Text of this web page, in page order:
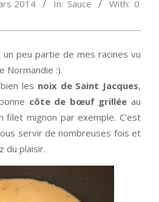
2014 In: Sauce With: 0
un peu partie de mes racines vu
Normandie :).
les noix de Saint Jacques,
côte de bœuf grillée au
filet mignon par exemple. C’est
servir de nombreuses fois et
du plaisir.